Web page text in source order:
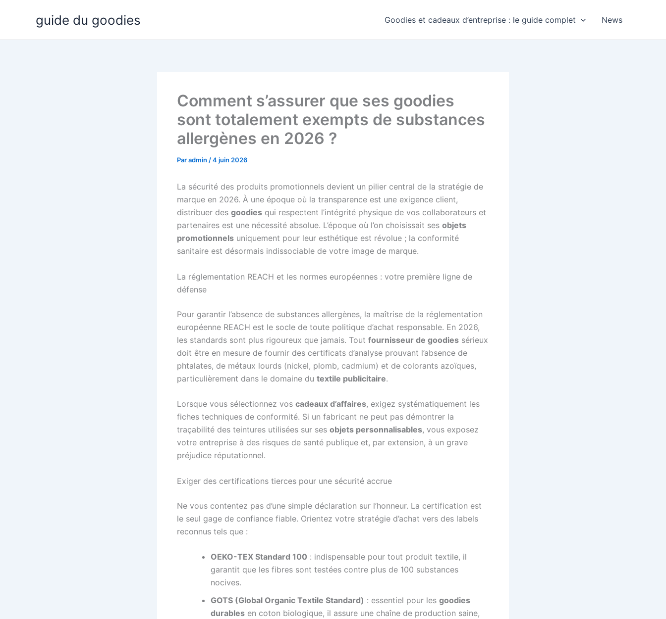
guide du goodies Goodies et cadeaux d’entreprise : le guide complet News
Comment s’assurer que ses goodies
sont totalement exempts de substances
allergènes en 2026 ?
Paradmin /4 juin 2026
La sécurité des produits promotionnels devient un pilier central de la stratégie de
marque en 2026. À une époque où la transparence est une exigence client,
distribuer des goodies qui respectent l’intégrité physique de vos collaborateurs et
partenaires est une nécessité absolue. L’époque où l’on choisissait ses objets
promotionnels uniquement pour leur esthétique est révolue ; la conformité
sanitaire est désormais indissociable de votre image de marque.
La réglementation REACH et les normes européennes : votre première ligne de
défense
Pour garantir l’absence de substances allergènes, la maîtrise de la réglementation
européenne REACH est le socle de toute politique d’achat responsable. En 2026,
les standards sont plus rigoureux que jamais. Tout fournisseur de goodies sérieux
doit être en mesure de fournir des certificats d’analyse prouvant l’absence de
phtalates, de métaux lourds (nickel, plomb, cadmium) et de colorants azoïques,
particulièrement dans le domaine du textile publicitaire.
Lorsque vous sélectionnez vos cadeaux d’affaires, exigez systématiquement les
fiches techniques de conformité. Si un fabricant ne peut pas démontrer la
traçabilité des teintures utilisées sur ses objets personnalisables, vous exposez
votre entreprise à des risques de santé publique et, par extension, à un grave
préjudice réputationnel.
Exiger des certifications tierces pour une sécurité accrue
Ne vous contentez pas d’une simple déclaration sur l’honneur. La certification est
le seul gage de confiance fiable. Orientez votre stratégie d’achat vers des labels
reconnus tels que :
OEKO-TEX Standard 100 : indispensable pour tout produit textile, il
garantit que les fibres sont testées contre plus de 100 substances
nocives.
GOTS (Global Organic Textile Standard) : essentiel pour les goodies
durables en coton biologique, il assure une chaîne de production saine,